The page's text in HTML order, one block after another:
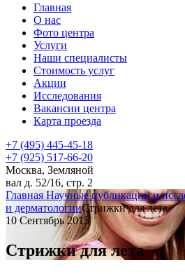
Главная
О нас
Фото центра
Услуги
Наши специалисты
Стоимость услуг
Акции
Исследования
Вакансии центра
Карта проезда
+7 (495) 445-45-18
+7 (925) 517-66-20
Москва, Земляной
вал д. 52/16, стр. 2
Главная Научные публикации и
и дерматологииСтрижки для лета
10 Сентябрь 2015
Стрижки для лета